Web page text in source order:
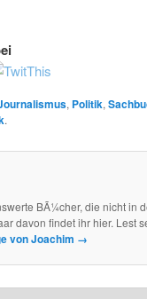
, Politik,
.
BÃ¼cher, die nicht in
davon findet ihr hier. Lest
von Joachim →